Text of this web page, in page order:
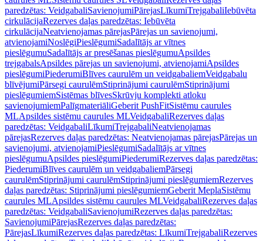
paredzētas: VeidgabaliSavienojumiPārejasLīkumiTrejgabaliIebūvēta
cirkulācijaRezerves daļas paredzētas: Iebūvēta
cirkulācijaNeatvienojamas pārejasPārejas un savienojumi,
atvienojamiNoslēgiPieslēgumiSadalītājs ar vītnes
pieslēgumuSadalītājs ar presēšanas pieslēgumuApsildes
trejgabalsApsildes pārejas un savienojumi, atvienojamiApsildes
pieslēgumiPiederumiBlīves caurulēm un veidgabaliemVeidgabalu
blīvējumiPārsegi caurulēmStiprinājumi caurulēmStiprinājumi
pieslēgumiemSistēmas blīvesSkrūvju komplekti atloku
savienojumiemPalīgmateriāliGeberit PushFitSistēmu caurules
MLApsildes sistēmu caurules MLVeidgabaliRezerves daļas
paredzētas: VeidgabaliLīkumiTrejgabaliNeatvienojamas
pārejasRezerves daļas paredzētas: Neatvienojamas pārejasPārejas un
savienojumi, atvienojamiPieslēgumiSadalītājs ar vītnes
pieslēgumuApsildes pieslēgumiPiederumiRezerves daļas paredzētas:
PiederumiBlīves caurulēm un veidgabaliemPārsegi
caurulēmStiprinājumi caurulēmStiprinājumi pieslēgumiemRezerves
daļas paredzētas: Stiprinājumi pieslēgumiemGeberit MeplaSistēmu
caurules MLApsildes sistēmu caurules MLVeidgabaliRezerves daļas
paredzētas: VeidgabaliSavienojumiRezerves daļas paredzētas:
SavienojumiPārejasRezerves daļas paredzētas:
PārejasLīkumiRezerves daļas paredzētas: LīkumiTrejgabaliRezerves